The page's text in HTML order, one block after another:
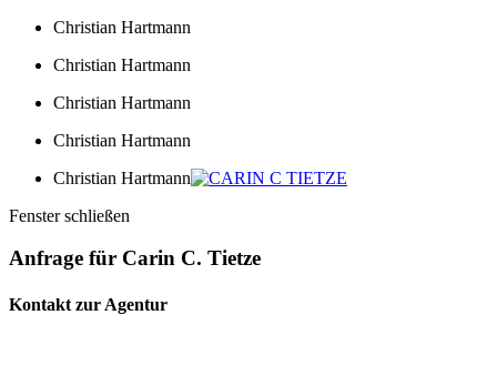
Christian Hartmann
Christian Hartmann
Christian Hartmann
Christian Hartmann
Christian Hartmann
Fenster schließen
Anfrage für Carin C. Tietze
Kontakt zur Agentur